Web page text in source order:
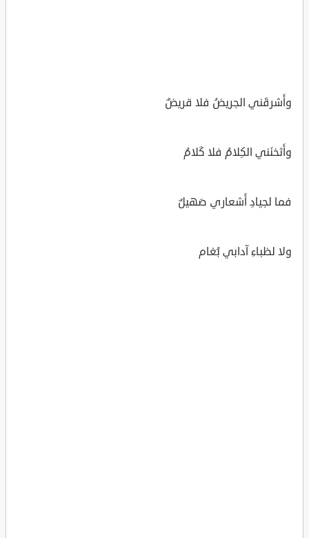
وأَشرقَني الجريضُ فلا قريضٌ
وأَثخنَني الكِلامُ فلا كَلامُ
فما لجيادِ أَشعاري صَهيلٌ
ولا لظباءِ آدابي بُغام